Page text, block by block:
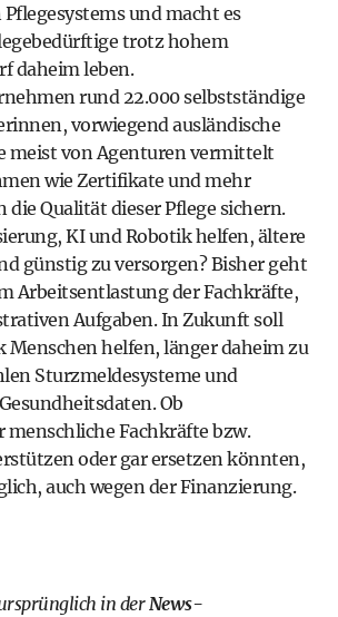
und macht es
trotz hohem
daheim leben.
rund 22.000 selbstständige
vorwiegend ausländische
meist von Agenturen vermittelt
wie Zertifikate und mehr
Qualität dieser Pflege sichern.
KI und Robotik helfen, ältere
günstig zu versorgen? Bisher geht
Arbeitsentlastung der Fachkräfte,
Aufgaben. In Zukunft soll
Menschen helfen, länger daheim zu
Sturzmeldesysteme und
Ob
menschliche Fachkräfte bzw.
oder gar ersetzen könnten,
auch wegen der Finanzierung.
in derNews-